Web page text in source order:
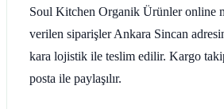
Soul Kitchen Organik Ürünler online
verilen siparişler Ankara Sincan
kara lojistik ile teslim edilir. Kargo
posta ile paylaşılır.